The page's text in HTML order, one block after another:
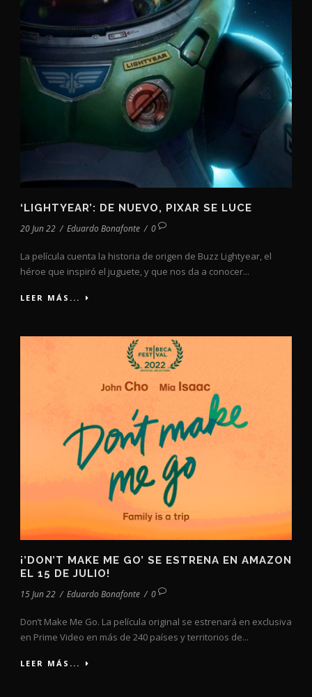
‘LIGHTYEAR’: DE NUEVO, PIXAR SE LUCE
20 Jun 22 / Eduardo Bonafonte / 0
La película cuenta la historia de origen de Buzz Lightyear, el
héroe que inspiró el juguete, y que nos da a conocer...
LEER MÁS...
¡’DON’T MAKE ME GO’ SE ESTRENA EN AMAZON
EL 15 DE JULIO!
15 Jun 22 / Eduardo Bonafonte / 0
Don’t Make Me Go. La película original se estrenará en exclusiva
en Prime Video en más de 240 países y territorios de...
LEER MÁS...